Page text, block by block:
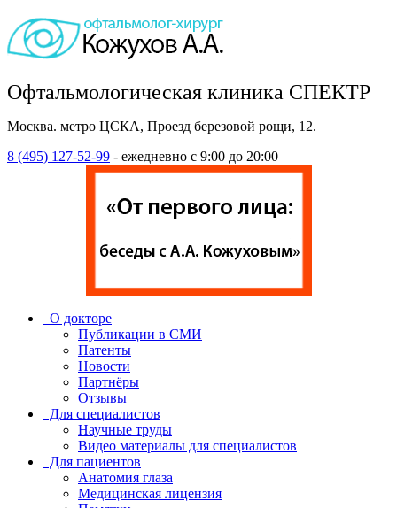
Офтальмологическая клиника СПЕКТР
Москва. метро ЦСКА, Проезд березовой рощи, 12.
8 (495) 127-52-99 - ежедневно с 9:00 до 20:00
О докторе
Публикации в СМИ
Патенты
Новости
Партнёры
Отзывы
Для специалистов
Научные труды
Видео материалы для специалистов
Для пациентов
Анатомия глаза
Медицинская лицензия